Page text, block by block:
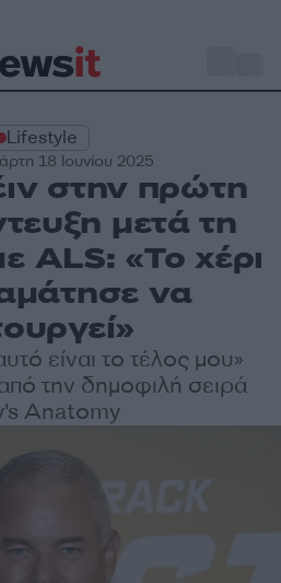
Lifestyle
18 Ιουνίου 2025
στην πρώτη
μετά τη
ALS: «Το χέρι
να
είναι το τέλος μου»
την δημοφιλή σειρά
Anatomy